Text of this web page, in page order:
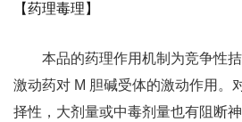
【药理毒理】
本品的药理作用机制为竞争性
激动药对 M 胆碱受体的激动作用。
择性，大剂量或中毒剂量也有阻断